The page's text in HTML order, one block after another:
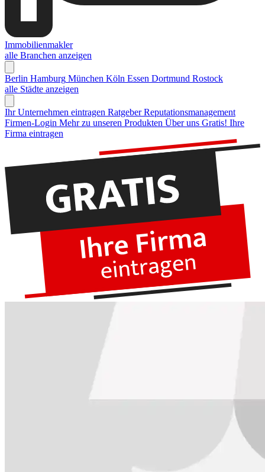
Immobilienmakler
alle Branchen anzeigen
Berlin Hamburg München Köln Essen Dortmund Rostock
alle Städte anzeigen
Ihr Unternehmen eintragen Ratgeber Reputationsmanagement
Firmen-Login Mehr zu unseren Produkten Über uns Gratis! Ihre
Firma eintragen